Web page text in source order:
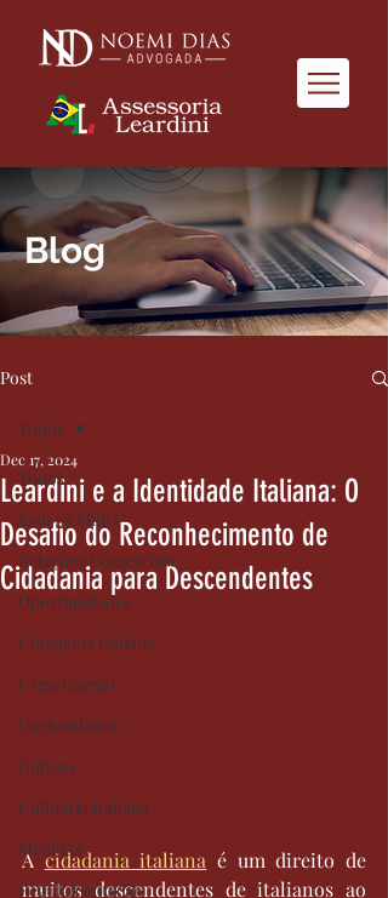
Blog
Post
Todos
Saiu na Mídia
Relações Comerciais
Oportunidades
Cidadania Italiana
Crescimento
Curiosidades
Cultura
Culinária Italiana
Medidas
Regulamentação
Todos
Leardini e a Identidade Italiana: O
Desafio do Reconhecimento de
Cidadania para Descendentes
Dec 17, 2024
A cidadania italiana é um direito de
muitos descendentes de italianos ao